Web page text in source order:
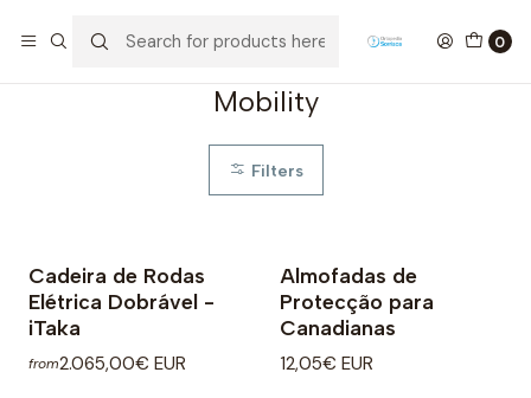
0
Mobility
Filters
Cadeira de Rodas
Elétrica Dobrável -
iTaka
from2.065,00€ EUR
Almofadas de
Protecção para
Canadianas
12,05€ EUR